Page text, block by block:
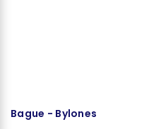
Bague - Bylones